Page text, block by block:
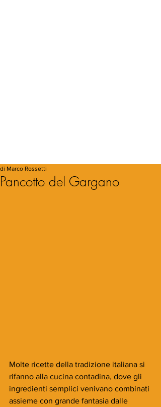
Pancotto del Gargano
di Marco Rossetti
Molte ricette della tradizione italiana si
rifanno alla cucina contadina, dove gli
ingredienti semplici venivano combinati
assieme con grande fantasia dalle